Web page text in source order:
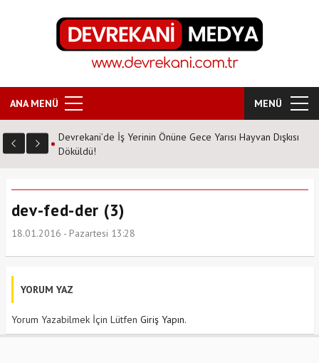
ANA MENÜ MENÜ
Devrekani’de İş Yerinin Önüne Gece Yarısı Hayvan Dışkısı
Döküldü!
dev-fed-der (3)
18.01.2016 - Pazartesi 13:28
YORUM YAZ
Yorum Yazabilmek İçin Lütfen Giriş Yapın.